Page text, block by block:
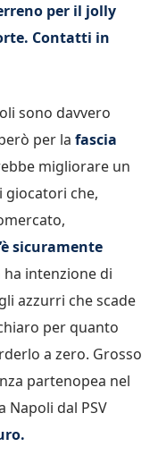
per il jolly
Contatti in
sono davvero
per la fascia
migliorare un
giocatori che,
sicuramente
ha intenzione di
azzurri che scade
per quanto
a zero. Grosso
partenopea nel
Napoli dal PSV